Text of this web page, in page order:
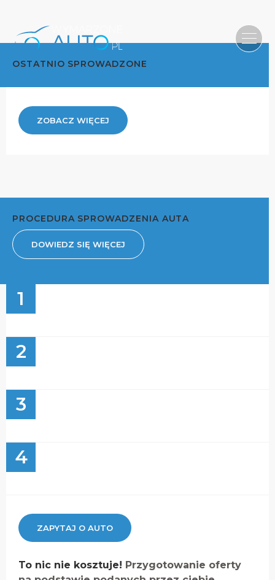
OSTATNIO SPROWADZONE
ZOBACZ WIĘCEJ
PROCEDURA SPROWADZENIA AUTA
DOWIEDZ SIĘ WIĘCEJ
1
2
3
4
ZAPYTAJ O AUTO
To nic nie kosztuje! Przygotowanie oferty